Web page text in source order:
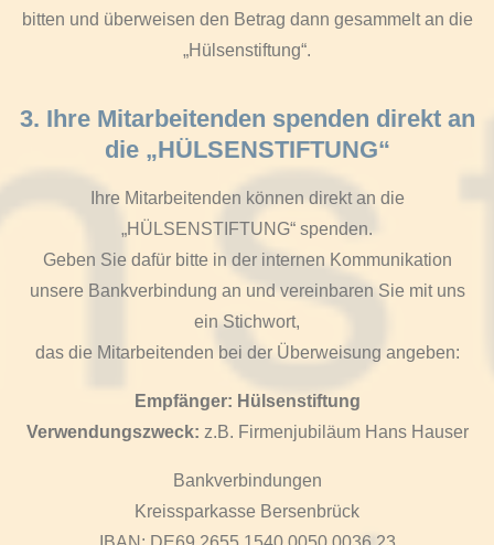
bitten und überweisen den Betrag dann gesammelt an die
„Hülsenstiftung“.
3. Ihre Mitarbeitenden spenden direkt an
die „HÜLSENSTIFTUNG“
Ihre Mitarbeitenden können direkt an die
„HÜLSENSTIFTUNG“ spenden.
Geben Sie dafür bitte in der internen Kommunikation
unsere Bankverbindung an und vereinbaren Sie mit uns
ein Stichwort,
das die Mitarbeitenden bei der Überweisung angeben:
Empfänger: Hülsenstiftung
Verwendungszweck: z.B. Firmenjubiläum Hans Hauser
Bankverbindungen
Kreissparkasse Bersenbrück